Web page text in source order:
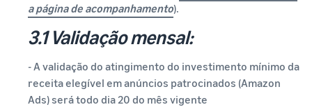
a página de acompanhamento).
3.1 Validação mensal:
- A validação do atingimento do investimento mínimo da
receita elegível em anúncios patrocinados (Amazon
Ads) será todo dia 20 do mês vigente